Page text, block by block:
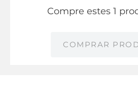
Compre estes 1
COMPRAR